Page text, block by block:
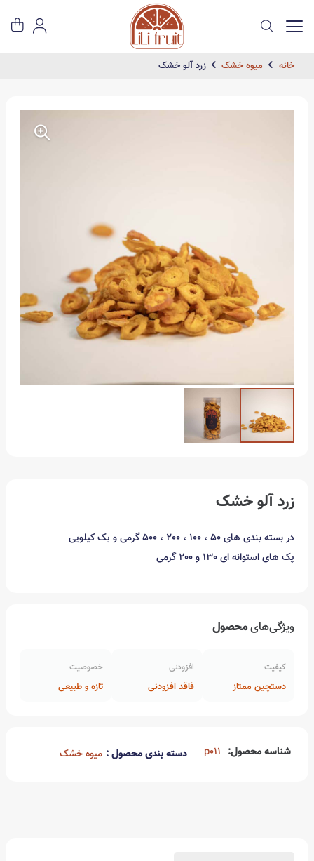
خانه میوه خشک زرد آلو خشک
زرد آلو خشک
در بسته بندی های 50 ، 100 ، 200 ، 500 گرمی و یک کیلویی
پک های استوانه ای 130 و 200 گرمی
ویژگی‌هایمحصول
کیفیت
دستچین ممتاز
افزودنی
فاقد افزودنی
خصوصیت
تازه و طبیعی
شناسه محصول: p011 دسته بندی محصول : میوه خشک